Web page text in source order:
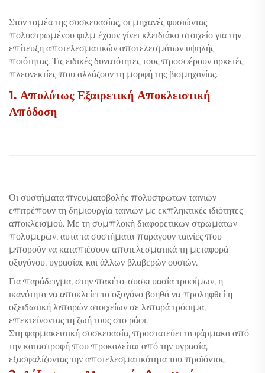
Στον τομέα της συσκευασίας, οι μηχανές φυσιώντας
πολυστρωμένου φιλμ έχουν γίνει κλειδιάκο στοιχείο για την
επίτευξη αποτελεσματικών αποτελεσμάτων υψηλής
ποιότητας. Τις ειδικές δυνατότητες τους προσφέρουν αρκετές
πλεονεκτίες που αλλάζουν τη μορφή της βιομηχανίας.
1. Απολύτως Εξαιρετική Αποκλειστική
Απόδοση
Οι συστήματα πνευματοβολής πολυστρώτων ταινιών
επιτρέπουν τη δημιουργία ταινιών με εκπληκτικές ιδιότητες
αποκλεισμού. Με τη συμπλοκή διαφορετικών στρωμάτων
πολυμερών, αυτά τα συστήματα παράγουν ταινίες που
μπορούν να καταπιέσουν αποτελεσματικά τη μεταφορά
οξυγόνου, υγρασίας και άλλων βλαβερών ουσιών.
Για παράδειγμα, στην πακέτο-συσκευασία τροφίμων, η
ικανότητα να αποκλείει το οξυγόνο βοηθά να προληφθεί η
οξειδωτική λιπαρών στοιχείων σε λιπαρά τρόφιμα,
επεκτείνοντας τη ζωή τους στο ράφι.
Στη φαρμακευτική συσκευασία, προστατεύει τα φάρμακα από
την καταστροφή που προκαλείται από την υγρασία,
εξασφαλίζοντας την αποτελεσματικότητα του προϊόντος.